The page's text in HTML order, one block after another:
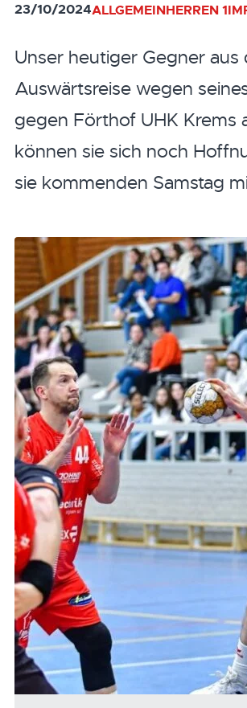
23/10/2024ALLGEMEINHERREN 1
Unser heutiger Gegner
Auswärtsreise wegen
gegen Förthof UHK Krems
können sie sich noch
sie kommenden Samstag